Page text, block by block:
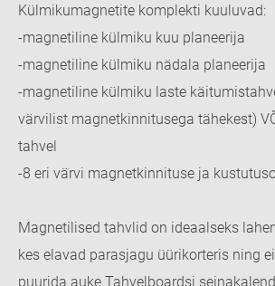
Külmikumagnetite komplekti kuuluvad:
-magnetiline külmiku kuu planeerija
-magnetiline külmiku nädala planeerija
-magnetiline külmiku laste
värvilist magnetkinnitusega tähekest)
tahvel
-8 eri värvi magnetkinnituse ja
Magnetilised tahvlid on ideaalseks
kes elavad parasjagu üürikorteris ning
puurida auke Tahvelboardsi